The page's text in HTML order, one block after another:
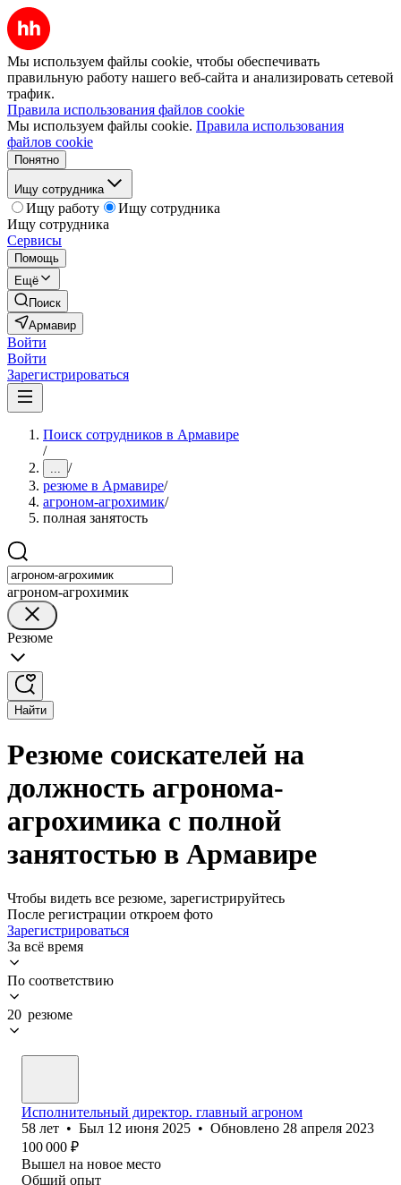
Мы используем файлы cookie, чтобы обеспечивать
правильную работу нашего веб-сайта и анализировать сетевой
трафик.
Правила использования файлов cookie
Мы используем файлы cookie. Правила использования
файлов cookie
Понятно
Ищу сотрудника
Ищу работу
Ищу сотрудника
Ищу сотрудника
Сервисы
Помощь
Ещё
Поиск
Армавир
Войти
Войти
Зарегистрироваться
Поиск сотрудников в Армавире
/
... /
резюме в Армавире/
агроном-агрохимик/
полная занятость
агроном-агрохимик
Резюме
Найти
Резюме соискателей на
должность агронома-
агрохимика с полной
занятостью в Армавире
Чтобы видеть все резюме, зарегистрируйтесь
После регистрации откроем фото
Зарегистрироваться
За всё время
По соответствию
20 резюме
Исполнительный директор. главный агроном
58 лет • Был 12 июня 2025 • Обновлено 28 апреля 2023
100 000 ₽
Вышел на новое место
Общий опыт